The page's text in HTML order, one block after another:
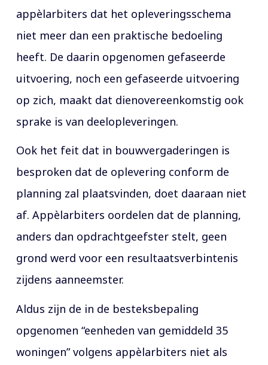
appèlarbiters dat het opleveringsschema
niet meer dan een praktische bedoeling
heeft. De daarin opgenomen gefaseerde
uitvoering, noch een gefaseerde uitvoering
op zich, maakt dat dienovereenkomstig ook
sprake is van deelopleveringen.
Ook het feit dat in bouwvergaderingen is
besproken dat de oplevering conform de
planning zal plaatsvinden, doet daaraan niet
af. Appèlarbiters oordelen dat de planning,
anders dan opdrachtgeefster stelt, geen
grond werd voor een resultaatsverbintenis
zijdens aanneemster.
Aldus zijn de in de besteksbepaling
opgenomen “eenheden van gemiddeld 35
woningen” volgens appèlarbiters niet als